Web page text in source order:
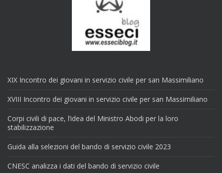
XIX Incontro dei giovani in servizio civile per san Massimiliano
XVIII Incontro dei giovani in servizio civile per san Massimiliano
Corpi civili di pace, l’idea del Ministro Abodi per la loro
stabilizzazione
Guida alla selezioni del bando di servizio civile 2023
CNESC analizza i dati del bando di servizio civile